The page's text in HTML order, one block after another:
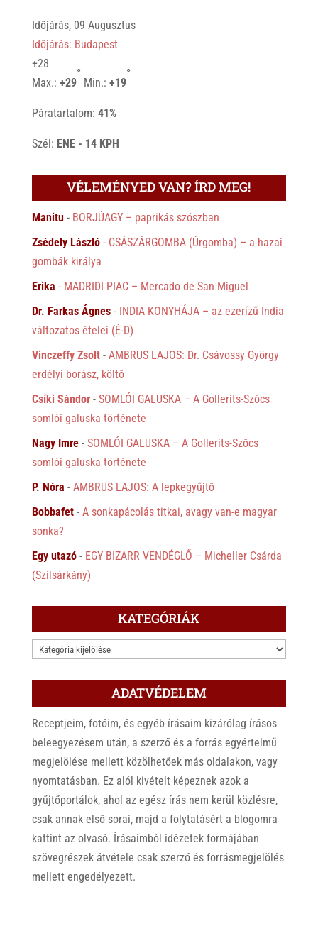
Időjárás, 09 Augusztus
Időjárás: Budapest
+28
Max.: +29
°
Min.: +19
°
Páratartalom: 41%
Szél: ENE - 14 KPH
VÉLEMÉNYED VAN? ÍRD MEG!
Manitu- BORJÚAGY – paprikás szószban
Zsédely László- CSÁSZÁRGOMBA (Úrgomba) – a hazai
gombák királya
Erika - MADRIDI PIAC – Mercado de San Miguel
Dr. Farkas Ágnes- INDIA KONYHÁJA – az ezerízű India
változatos ételei (É-D)
Vinczeffy Zsolt- AMBRUS LAJOS: Dr. Csávossy György
erdélyi borász, költő
Csíki Sándor- SOMLÓI GALUSKA – A Gollerits-Szőcs
somlói galuska története
Nagy Imre- SOMLÓI GALUSKA – A Gollerits-Szőcs
somlói galuska története
P. Nóra - AMBRUS LAJOS: A lepkegyűjtő
Bobbafet- A sonkapácolás titkai, avagy van-e magyar
sonka?
Egy utazó- EGY BIZARR VENDÉGLŐ – Micheller Csárda
(Szilsárkány)
KATEGÓRIÁK
KATEGÓRIÁK
ADATVÉDELEM
Receptjeim, fotóim, és egyéb írásaim kizárólag írásos
beleegyezésem után, a szerző és a forrás egyértelmű
megjelölése mellett közölhetőek más oldalakon, vagy
nyomtatásban. Ez alól kivételt képeznek azok a
gyűjtőportálok, ahol az egész írás nem kerül közlésre,
csak annak első sorai, majd a folytatásért a blogomra
kattint az olvasó. Írásaimból idézetek formájában
szövegrészek átvétele csak szerző és forrásmegjelölés
mellett engedélyezett.